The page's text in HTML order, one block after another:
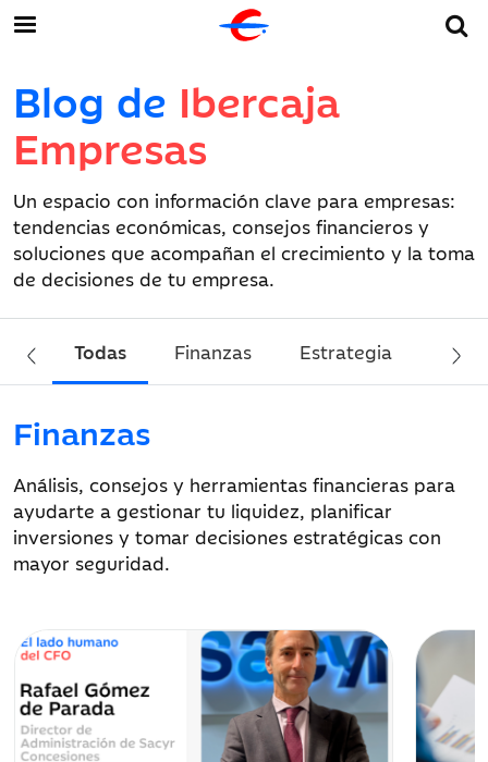
Blog de Ibercaja
Empresas
Un espacio con información clave para empresas:
tendencias económicas, consejos financieros y
soluciones que acompañan el crecimiento y la toma
de decisiones de tu empresa.
Todas Finanzas Estrategia
Finanzas
Análisis, consejos y herramientas financieras para
ayudarte a gestionar tu liquidez, planificar
inversiones y tomar decisiones estratégicas con
mayor seguridad.